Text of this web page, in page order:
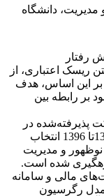
مدیریت، دانشگاه
رفتار
ریسک اعتباری، از
این اساس، هدف
بر رابطه بین
این پژوهش، 144 شرکت پذیرفته‌شده در
بورس اوراق بهادار تهران، طی بازه زمانی 1388تا 1396 انتخاب
نوظهور و مدیریت
شده است.
مالی و سامانه
مدل رگرسیون